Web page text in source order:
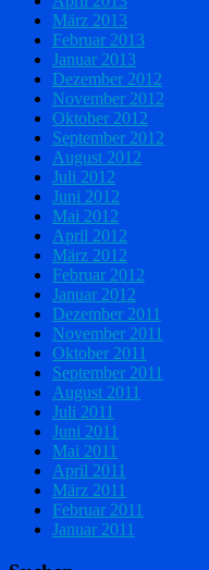
März 2013
Februar 2013
Januar 2013
Dezember 2012
November 2012
Oktober 2012
September 2012
August 2012
Juli 2012
Juni 2012
Mai 2012
April 2012
März 2012
Februar 2012
Januar 2012
Dezember 2011
November 2011
Oktober 2011
September 2011
August 2011
Juli 2011
Juni 2011
Mai 2011
April 2011
März 2011
Februar 2011
Januar 2011